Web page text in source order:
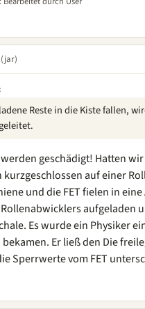
(jar)
Reste in die Kiste fallen,
geschädigt! Hatten
kurzgeschlossen auf einer
und die FET fielen in
aufgeladen
Es wurde ein Physiker
Er ließ den Die
Sperrwerte vom FET